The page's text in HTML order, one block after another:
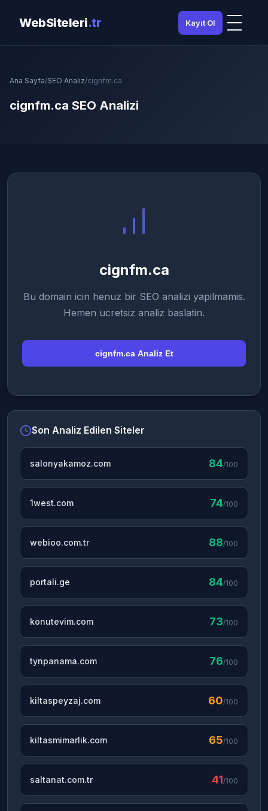
WebSiteleri.tr Kayıt Ol
Ana Sayfa/SEO Analiz/cignfm.ca
cignfm.ca SEO Analizi
cignfm.ca
Bu domain icin henuz bir SEO analizi yapilmamis.
Hemen ucretsiz analiz baslatin.
cignfm.ca Analiz Et
Son Analiz Edilen Siteler
salonyakamoz.com 84/100
1west.com 74/100
webioo.com.tr 88/100
portali.ge 84/100
konutevim.com 73/100
tynpanama.com 76/100
kiltaspeyzaj.com 60/100
kiltasmimarlik.com 65/100
saltanat.com.tr 41/100